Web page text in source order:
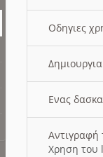
Οδηγιες
Ενας
Χρηση του